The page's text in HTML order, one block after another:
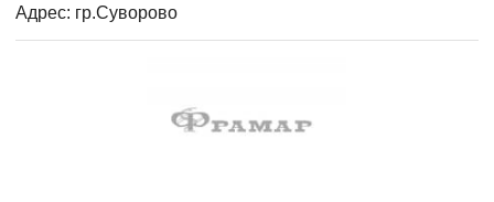
Адрес: гр.Суворово